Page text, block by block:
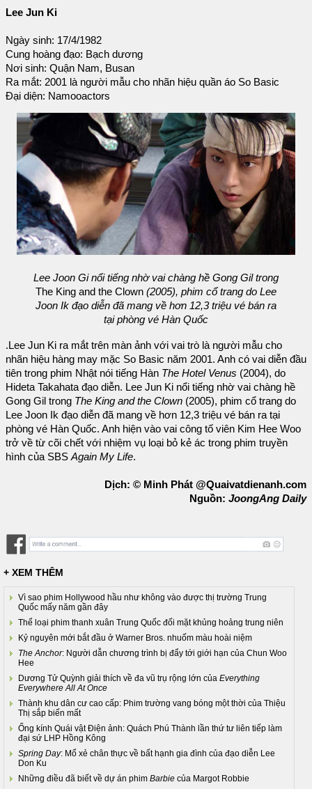
Lee Jun Ki
Ngày sinh: 17/4/1982
Cung hoàng đạo: Bạch dương
Nơi sinh: Quận Nam, Busan
Ra mắt: 2001 là người mẫu cho nhãn hiệu quần áo So Basic
Đại diện: Namooactors
Lee Joon Gi nổi tiếng nhờ vai chàng hề Gong Gil trong
The King and the Clown (2005), phim cổ trang do Lee
Joon Ik đạo diễn đã mang về hơn 12,3 triệu vé bán ra
tại phòng vé Hàn Quốc
.Lee Jun Ki ra mắt trên màn ảnh với vai trò là người mẫu cho
nhãn hiệu hàng may mặc So Basic năm 2001. Anh có vai diễn đầu
tiên trong phim Nhật nói tiếng Hàn The Hotel Venus (2004), do
Hideta Takahata đạo diễn. Lee Jun Ki nổi tiếng nhờ vai chàng hề
Gong Gil trong The King and the Clown (2005), phim cổ trang do
Lee Joon Ik đạo diễn đã mang về hơn 12,3 triệu vé bán ra tại
phòng vé Hàn Quốc. Anh hiện vào vai công tố viên Kim Hee Woo
trở về từ cõi chết với nhiệm vụ loại bỏ kẻ ác trong phim truyền
hình của SBSAgain My Life.
Dịch: © Minh Phát @Quaivatdienanh.com
Nguồn: JoongAng Daily
+ XEM THÊM
Vì sao phim Hollywood hầu như không vào được thị trường Trung
Quốc mấy năm gần đây
Thể loại phim thanh xuân Trung Quốc đối mặt khủng hoảng trung niên
Kỷ nguyên mới bắt đầu ở Warner Bros. nhuốm màu hoài niệm
The Anchor: Người dẫn chương trình bị đẩy tới giới hạn của Chun Woo
Hee
Dương Tử Quỳnh giải thích về đa vũ trụ rộng lớn của Everything
Everywhere All At Once
Thành khu dân cư cao cấp: Phim trường vang bóng một thời của Thiệu
Thị sắp biến mất
Ống kính Quái vật Điện ảnh: Quách Phú Thành lần thứ tư liên tiếp làm
đại sứ LHP Hồng Kông
Spring Day: Mổ xẻ chân thực về bất hạnh gia đình của đạo diễn Lee
Don Ku
Những điều đã biết về dự án phim Barbie của Margot Robbie